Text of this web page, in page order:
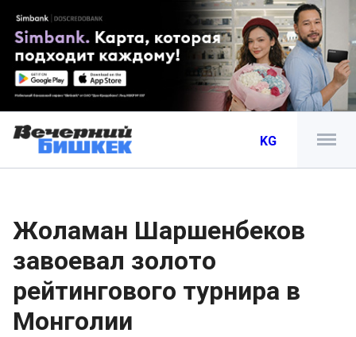
KG
Жоламан Шаршенбеков
завоевал золото
рейтингового турнира в
Монголии